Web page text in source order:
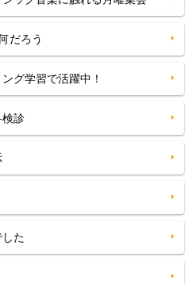
だろう
グ学習で活躍中！
検診
た